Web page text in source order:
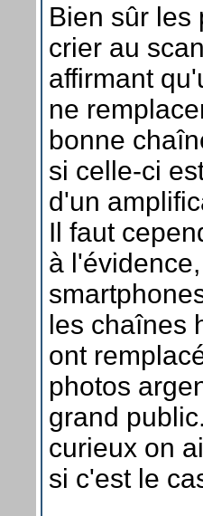
Bien sûr les
crier au
affirmant
ne
bonne
si celle-ci
d'un
Il faut
à
les chaînes
ont
photos
grand
curieux on
si c'est le